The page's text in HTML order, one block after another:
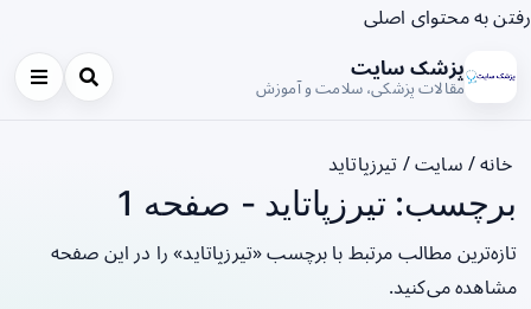
رفتن به محتوای اصلی
پزشک سایت
مقالات پزشکی، سلامت و آموزش
خانه/ سایت/ تیرزپاتاید
برچسب: تیرزپاتاید - صفحه 1
تازه‌ترین مطالب مرتبط با برچسب «تیرزپاتاید» را در این صفحه
مشاهده می‌کنید.